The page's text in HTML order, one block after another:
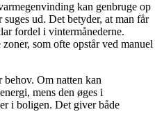
kan genbruge op
ud. Det betyder, at man får
fordel i vintermånederne.
som ofte opstår ved manuel
behov. Om natten kan
mens den øges i
i boligen. Det giver både